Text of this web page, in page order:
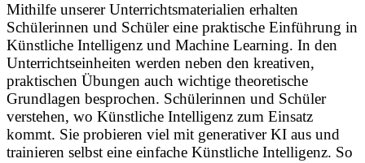
Mithilfe unserer Unterrichtsmaterialien erhalten
Schülerinnen und Schüler eine praktische Einführung in
Künstliche Intelligenz und Machine Learning. In den
Unterrichtseinheiten werden neben den kreativen,
praktischen Übungen auch wichtige theoretische
Grundlagen besprochen. Schülerinnen und Schüler
verstehen, wo Künstliche Intelligenz zum Einsatz
kommt. Sie probieren viel mit generativer KI aus und
trainieren selbst eine einfache Künstliche Intelligenz. So